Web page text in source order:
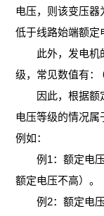
例
常
问
新
闻
联
电压，则该变压
低于线路始端额定
此外，发电机
级，常见数值有：
因此，根据
电压等级的情况属
例如：
例1：额定电
额定电压不高）。
例2：额定电